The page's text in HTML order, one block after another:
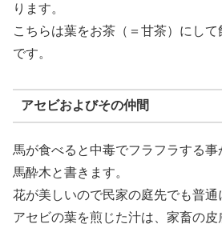
ります。
こちらは葉をお茶（＝甘茶）にし
です。
アセビおよびその仲間
馬が食べると中毒でフラフラする
馬酔木と書きます。
花が美しいので民家の庭先でも普通
アセビの葉を煎じた汁は、家畜の